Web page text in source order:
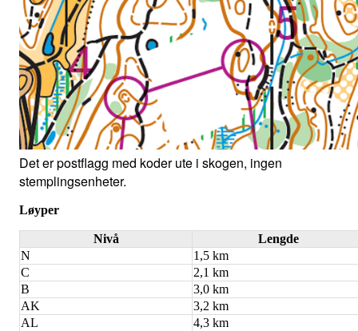
Det er postflagg med koder ute i skogen, ingen
stemplingsenheter.
Løyper
Nivå
Lengde
N
1,5 km
C
2,1 km
B
3,0 km
AK
3,2 km
AL
4,3 km